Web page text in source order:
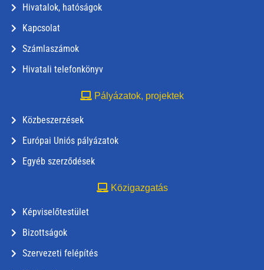
Hivatalok, hatóságok
Kapcsolat
Számlaszámok
Hivatali telefonkönyv
Pályázatok, projektek
Közbeszerzések
Európai Uniós pályázatok
Egyéb szerződések
Közigazgatás
Képviselőtestület
Bizottságok
Szervezeti felépítés